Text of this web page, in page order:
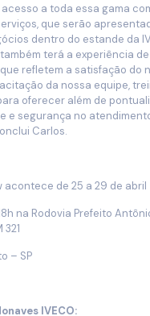
acesso a toda essa gama
que serão
dentro do estande da
terá a experiência
refletem a satisfação do
da nossa equipe,
oferecer além de
e segurança no
Carlos.
acontece de 25 a 29 de abril
na Rodovia Prefeito
321
– SP
IVECO: